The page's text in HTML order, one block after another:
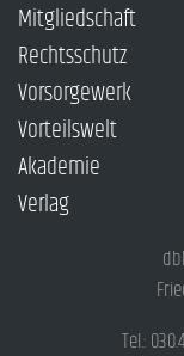
Mitgliedschaft
Rechtsschutz
Vorsorgewerk
Vorteilswelt
Akademie
Verlag
Tel.: